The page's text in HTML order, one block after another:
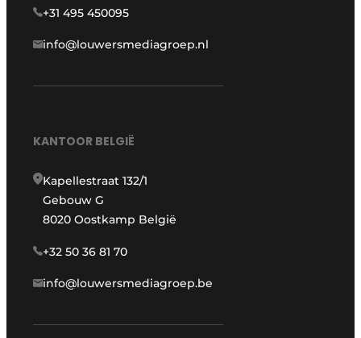
+31 495 450095
info@louwersmediagroep.nl
KANTOOR BELGIË
Kapellestraat 132/1
Gebouw G
8020 Oostkamp België
+32 50 36 81 70
info@louwersmediagroep.be